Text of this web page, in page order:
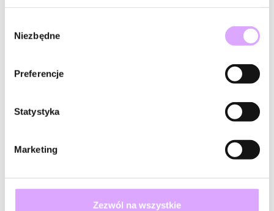
zgody
Niezbędne
Preferencje
Statystyka
Marketing
Zezwól na wszystkie
Paradise
motylkiem NPA1453
Do koszyka Do koszyka